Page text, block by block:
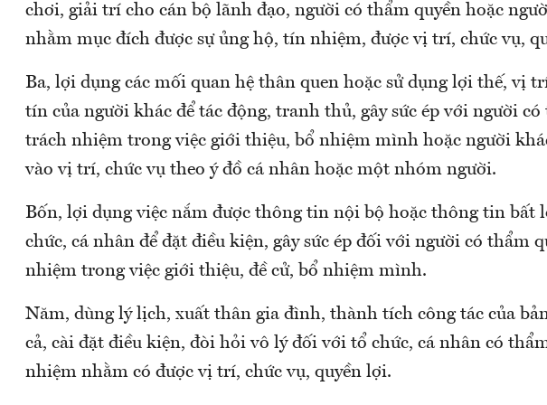
chơi, giải trí cho cán bộ lãnh đạo, người có thẩm quyền hoặc
nhằm mục đích được sự ủng hộ, tín nhiệm, được vị trí, chức vụ,
Ba, lợi dụng các mối quan hệ thân quen hoặc sử dụng lợi thế, vị
tín của người khác để tác động, tranh thủ, gây sức ép với người có
trách nhiệm trong việc giới thiệu, bổ nhiệm mình hoặc người
vào vị trí, chức vụ theo ý đồ cá nhân hoặc một nhóm người.
Bốn, lợi dụng việc nắm được thông tin nội bộ hoặc thông tin bất
chức, cá nhân để đặt điều kiện, gây sức ép đối với người có thẩm
nhiệm trong việc giới thiệu, đề cử, bổ nhiệm mình.
Năm, dùng lý lịch, xuất thân gia đình, thành tích công tác của
cả, cài đặt điều kiện, đòi hỏi vô lý đối với tổ chức, cá nhân có
nhiệm nhằm có được vị trí, chức vụ, quyền lợi.